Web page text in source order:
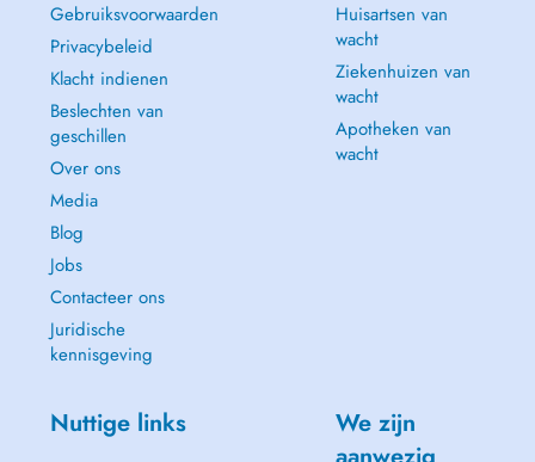
Gebruiksvoorwaarden
Privacybeleid
Klacht indienen
Beslechten van
geschillen
Over ons
Media
Blog
Jobs
Contacteer ons
Juridische
kennisgeving
Huisartsen van
wacht
Ziekenhuizen van
wacht
Apotheken van
wacht
Nuttige links
We zijn